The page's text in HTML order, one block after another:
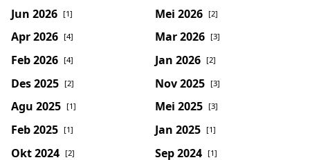
Jun 2026 [1] Mei 2026 [2]
Apr 2026 [4] Mar 2026 [3]
Feb 2026 [4] Jan 2026 [2]
Des 2025 [2] Nov 2025 [3]
Agu 2025 [1] Mei 2025 [3]
Feb 2025 [1] Jan 2025 [1]
Okt 2024 [2] Sep 2024 [1]